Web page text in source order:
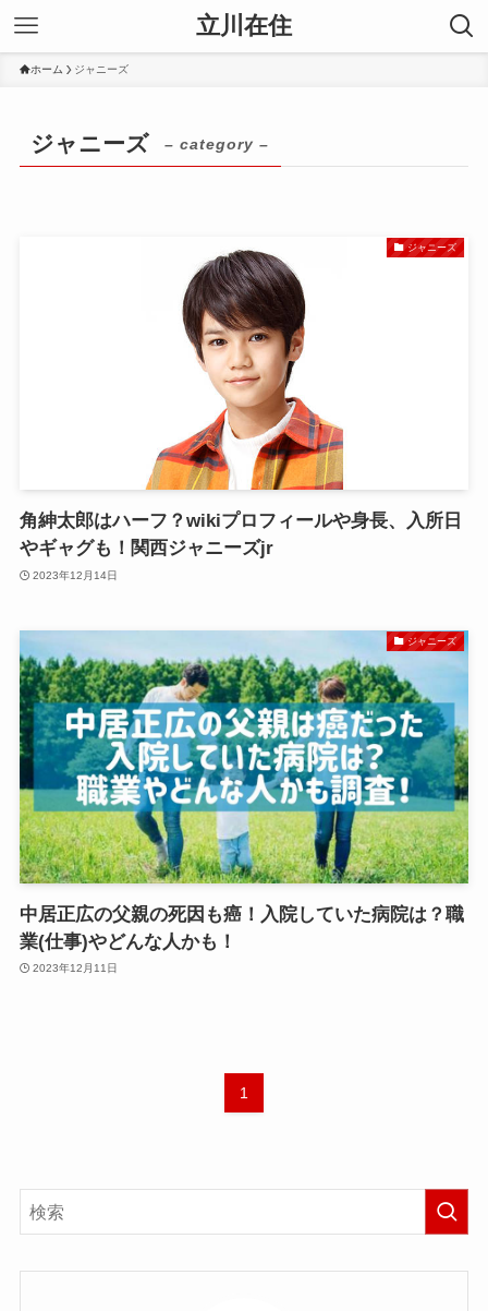
立川在住
ホーム ジャニーズ
ジャニーズ – category –
ジャニーズ
角紳太郎はハーフ？wikiプロフィールや身長、入所日
やギャグも！関西ジャニーズjr
2023年12月14日
ジャニーズ
中居正広の父親の死因も癌！入院していた病院は？職
業(仕事)やどんな人かも！
2023年12月11日
1